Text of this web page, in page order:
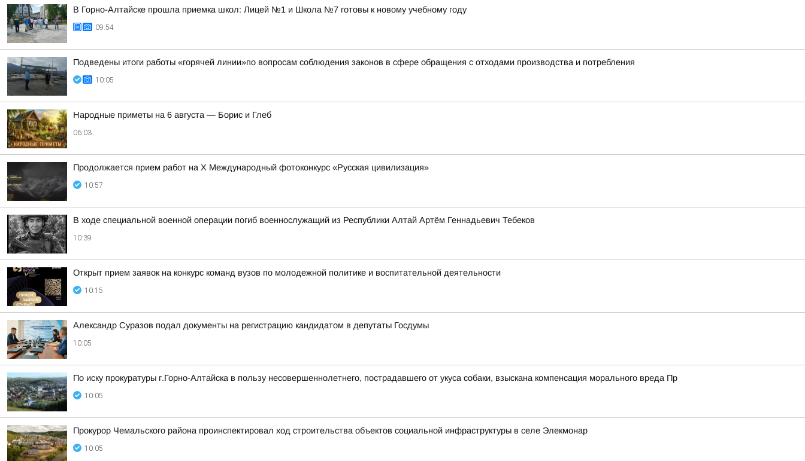
В Горно-Алтайске прошла приемка школ: Лицей №1 и Школа №7 готовы к новому учебному году
09:54
Подведены итоги работы «горячей линии»по вопросам соблюдения законов в сфере обращения с отходами производства и потребления
10:05
Hapoдныe пpимeты нa 6 aвгуcтa — Бopиc и Глeб
06:03
Продолжается прием работ на Х Международный фотоконкурс «Русская цивилизация»
10:57
В ходе специальной военной операции погиб военнослужащий из Республики Алтай Артём Геннадьевич Тебеков
10:39
Открыт прием заявок на конкурс команд вузов по молодежной политике и воспитательной деятельности
10:15
Александр Суразов подал документы на регистрацию кандидатом в депутаты Госдумы
10:05
По иску прокуратуры г.Горно-Алтайска в пользу несовершеннолетнего, пострадавшего от укуса собаки, взыскана компенсация морального вреда Пр
10:05
Прокурор Чемальского района проинспектировал ход строительства объектов социальной инфраструктуры в селе Элекмонар
10:05